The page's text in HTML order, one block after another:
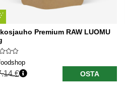
Premium RAW LUOMU
hinta
€ OSTA